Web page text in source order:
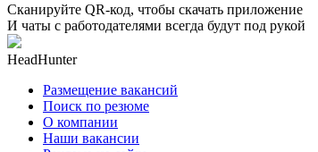
Сканируйте QR-код, чтобы скачать приложение
И чаты с работодателями всегда будут под рукой
HeadHunter
Размещение вакансий
Поиск по резюме
О компании
Наши вакансии